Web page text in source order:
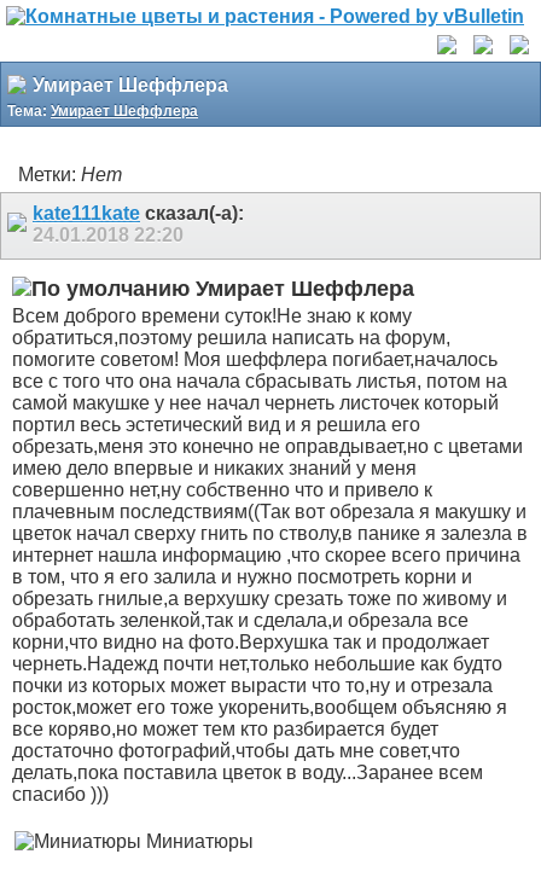
Умирает Шеффлера
Тема: Умирает Шеффлера
Метки: Нет
kate111kate сказал(-а):
24.01.2018 22:20
Умирает Шеффлера
Всем доброго времени суток!Не знаю к кому
обратиться,поэтому решила написать на форум,
помогите советом! Моя шеффлера погибает,началось
все с того что она начала сбрасывать листья, потом на
самой макушке у нее начал чернеть листочек который
портил весь эстетический вид и я решила его
обрезать,меня это конечно не оправдывает,но с цветами
имею дело впервые и никаких знаний у меня
совершенно нет,ну собственно что и привело к
плачевным последствиям((Так вот обрезала я макушку и
цветок начал сверху гнить по стволу,в панике я залезла в
интернет нашла информацию ,что скорее всего причина
в том, что я его залила и нужно посмотреть корни и
обрезать гнилые,а верхушку срезать тоже по живому и
обработать зеленкой,так и сделала,и обрезала все
корни,что видно на фото.Верхушка так и продолжает
чернеть.Надежд почти нет,только небольшие как будто
почки из которых может вырасти что то,ну и отрезала
росток,может его тоже укоренить,вообщем объясняю я
все коряво,но может тем кто разбирается будет
достаточно фотографий,чтобы дать мне совет,что
делать,пока поставила цветок в воду...Заранее всем
спасибо )))
Миниатюры